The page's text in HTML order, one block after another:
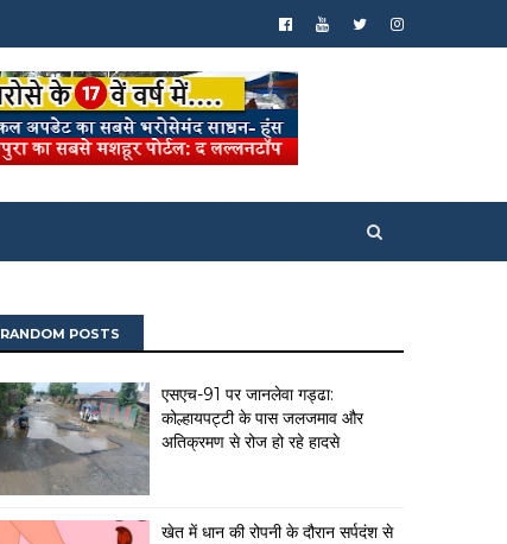
RANDOM POSTS
एसएच-91 पर जानलेवा गड्ढा:
कोल्हायपट्टी के पास जलजमाव और
अतिक्रमण से रोज हो रहे हादसे
खेत में धान की रोपनी के दौरान सर्पदंश से